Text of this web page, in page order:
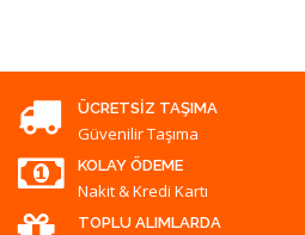
ÜCRETSIZ TAŞIMA
Güvenilir Taşıma
KOLAY ÖDEME
Nakit & Kredi Kartı
TOPLU ALIMLARDA